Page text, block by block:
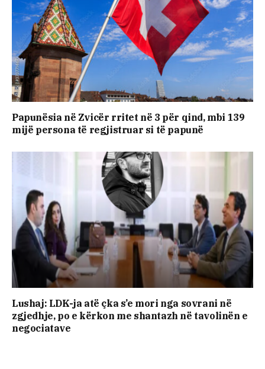
Papunësia në Zvicër rritet në 3 për qind, mbi 139
mijë persona të regjistruar si të papunë
Lushaj: LDK-ja atë çka s’e mori nga sovrani në
zgjedhje, po e kërkon me shantazh në tavolinën e
negociatave